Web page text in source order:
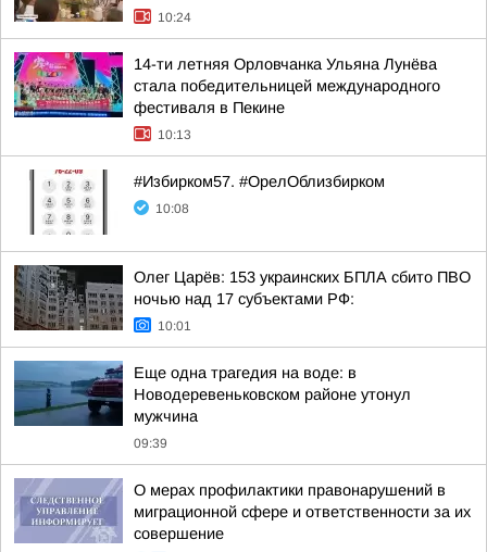
10:24
14-ти летняя Орловчанка Ульяна Лунёва
стала победительницей международного
фестиваля в Пекине
10:13
#Избирком57. #ОрелОблизбирком
10:08
Олег Царёв: 153 украинских БПЛА сбито ПВО
ночью над 17 субъектами РФ:
10:01
Еще одна трагедия на воде: в
Новодеревеньковском районе утонул
мужчина
09:39
О мерах профилактики правонарушений в
миграционной сфере и ответственности за их
совершение